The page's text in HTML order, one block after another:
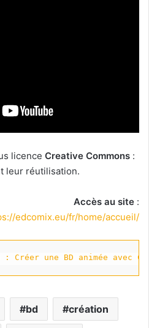
licence Creative Commons :
leur réutilisation.
Accès au site :
edcomix.eu/fr/home/accueil/
Créer une BD animée avec
bd création